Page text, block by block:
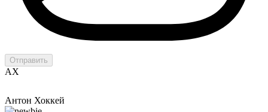
Отправить
АХ
Антон Хоккей